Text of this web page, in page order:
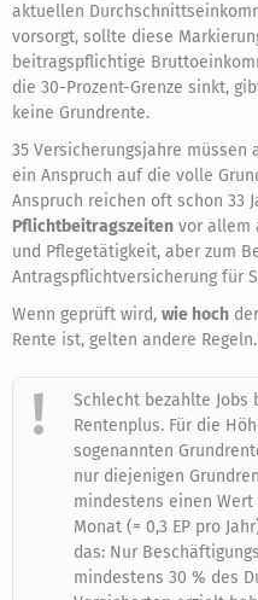
aktuellen
vorsorgt, sollte diese
beitragspflichtige
die 30-Prozent-Grenze sinkt,
keine Grundrente.
35 Versicherungsjahre
ein Anspruch auf die volle
Anspruch reichen oft schon 33
Pflichtbeitragszeiten vor allem
und Pflegetätigkeit, aber zum
Antragspflichtversicherung für
Wenn geprüft wird, wie hoch
Rente ist, gelten andere Regeln.
Schlecht bezahlte Jobs
Rentenplus. Für die
sogenannten
nur diejenigen
mindestens einen Wert
Monat (= 0,3 EP pro
das: Nur
mindestens 30 % des